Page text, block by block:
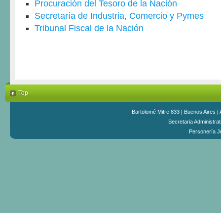
Procuración del Tesoro de la Nación
Secretaría de Industria, Comercio y Pymes
Tribunal Fiscal de la Nación
Top
Bartolomé Mitre 833 | Buenos Aires
Secretaria
Personería